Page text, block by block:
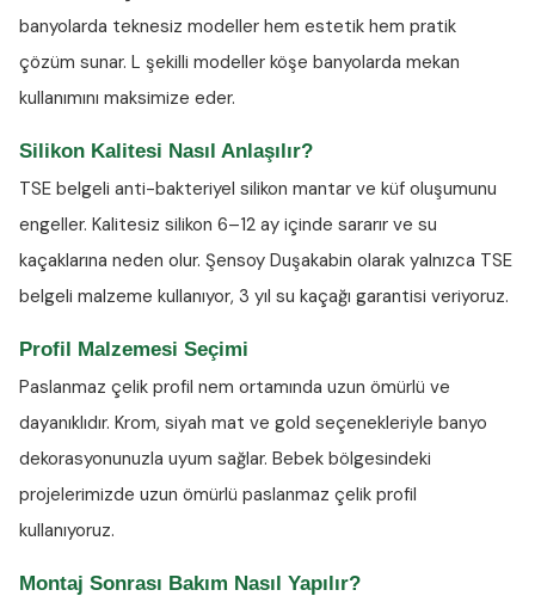
banyolarda teknesiz modeller hem estetik hem pratik
çözüm sunar. L şekilli modeller köşe banyolarda mekan
kullanımını maksimize eder.
Silikon Kalitesi Nasıl Anlaşılır?
TSE belgeli anti-bakteriyel silikon mantar ve küf oluşumunu
engeller. Kalitesiz silikon 6–12 ay içinde sararır ve su
kaçaklarına neden olur. Şensoy Duşakabin olarak yalnızca TSE
belgeli malzeme kullanıyor, 3 yıl su kaçağı garantisi veriyoruz.
Profil Malzemesi Seçimi
Paslanmaz çelik profil nem ortamında uzun ömürlü ve
dayanıklıdır. Krom, siyah mat ve gold seçenekleriyle banyo
dekorasyonunuzla uyum sağlar. Bebek bölgesindeki
projelerimizde uzun ömürlü paslanmaz çelik profil
kullanıyoruz.
Montaj Sonrası Bakım Nasıl Yapılır?